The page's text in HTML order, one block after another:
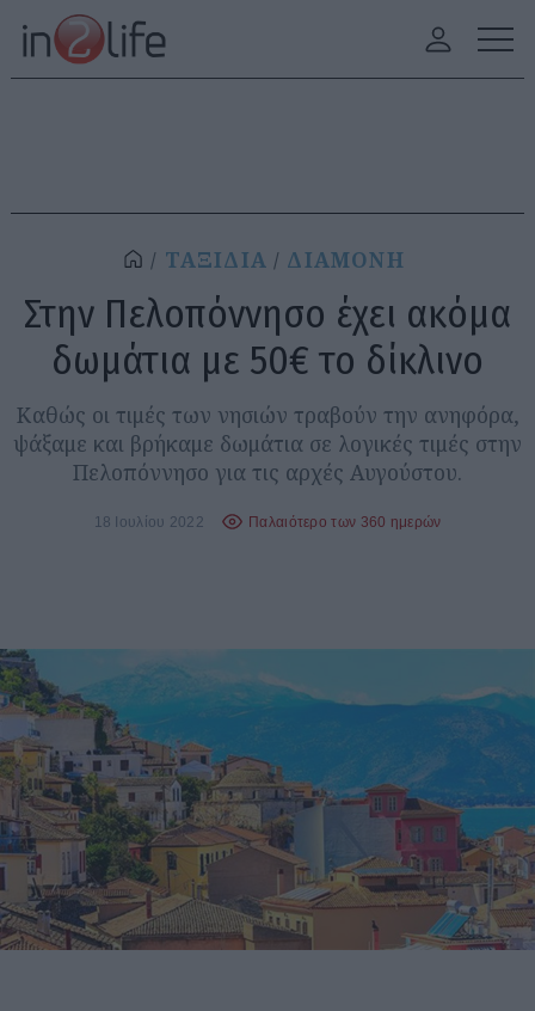
ΤΑΞΙΔΙΑ ΔΙΑΜΟΝΗ
Στην Πελοπόννησο έχει ακόμα
δωμάτια με 50€ το δίκλινο
Καθώς οι τιμές των νησιών τραβούν την ανηφόρα,
ψάξαμε και βρήκαμε δωμάτια σε λογικές τιμές στην
Πελοπόννησο για τις αρχές Αυγούστου.
18 Ιουλίου 2022 Παλαιότερο των 360 ημερών